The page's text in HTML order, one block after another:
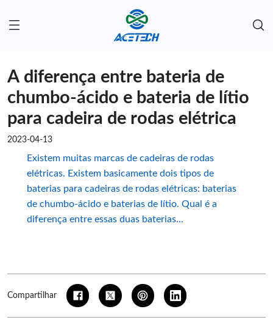
A diferença entre bateria de
chumbo-ácido e bateria de lítio
para cadeira de rodas elétrica
2023-04-13
Existem muitas marcas de cadeiras de rodas
elétricas. Existem basicamente dois tipos de
baterias para cadeiras de rodas elétricas: baterias
de chumbo-ácido e baterias de lítio. Qual é a
diferença entre essas duas baterias...
Compartilhar